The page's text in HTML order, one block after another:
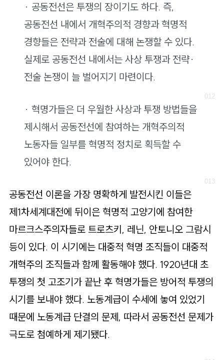
· 공동전선은 투쟁의 장이기도 하다. 즉,
공동전선 내에서 개혁주의적 경향과 혁명적
경향들은 전략과 전술에 대해 논쟁할 수 있다.
실제로 공동전선 내에서는 사상 투쟁과 전략·
전술 논쟁이 늘 벌어지기 마련이다.
· 혁명가들은 더 우월한 사상과 투쟁 방법들을
제시해서 공동전선에 참여하는 개혁주의적
노동자들 일부를 혁명적 정치로 획득할 수
있어야 한다.
공동전선 이론을 가장 명확하게 발전시킨 이들은
제1차세계대전에 뒤이은 혁명적 고양기에 참여한
마르크스주의자들로 트로츠키, 레닌, 안토니오 그람시
등이 있다. 이 시기에는 대중적 혁명 조직들이 대중적
개혁주의 조직들과 함께 활동해야 했다. 1920년대 초
투쟁의 첫 고조기가 끝난 후 혁명가들은 방어적 투쟁의
시기를 보내야 했다. 노동계급이 수세에 놓여 있었기
때문에 노동계급 단결의 문제, 따라서 공동전선 문제가
극도로 첨예하게 제기됐다.